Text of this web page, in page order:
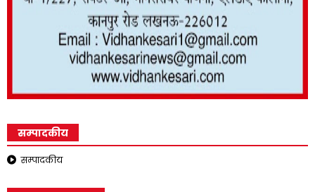
सम्पादकीय
सम्पादकीय